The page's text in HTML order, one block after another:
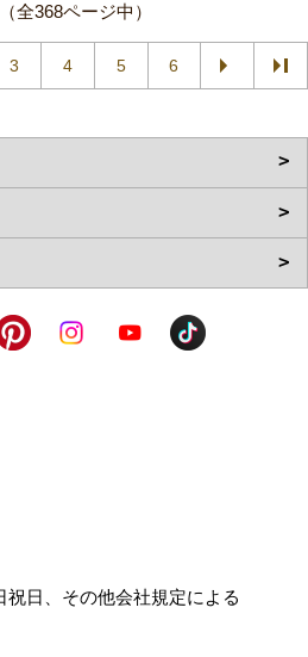
全368ページ中）
3 4 5 6
祝日、その他会社規定による